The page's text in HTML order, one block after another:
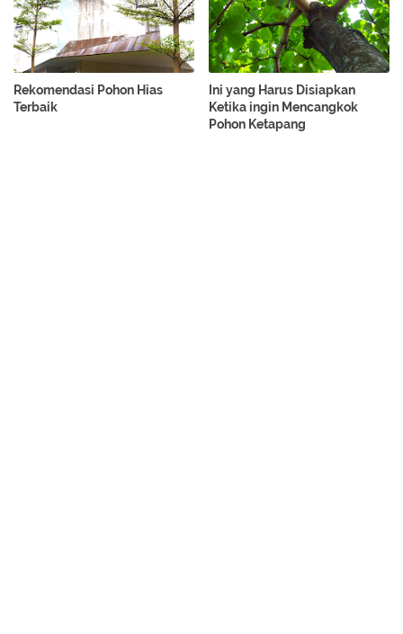
Rekomendasi Pohon Hias
Terbaik
Ini yang Harus Disiapkan
Ketika ingin Mencangkok
Pohon Ketapang